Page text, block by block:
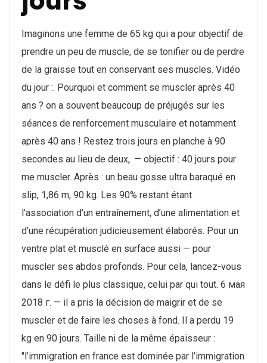
Imaginons une femme de 65 kg qui a pour objectif de
prendre un peu de muscle, de se tonifier ou de perdre
de la graisse tout en conservant ses muscles. Vidéo
du jour :. Pourquoi et comment se muscler après 40
ans ? on a souvent beaucoup de préjugés sur les
séances de renforcement musculaire et notamment
après 40 ans ! Restez trois jours en planche à 90
secondes au lieu de deux,. — objectif : 40 jours pour
me muscler. Après : un beau gosse ultra baraqué en
slip, 1,86 m, 90 kg. Les 90% restant étant
l’association d’un entraînement, d’une alimentation et
d’une récupération judicieusement élaborés. Pour un
ventre plat et musclé en surface aussi — pour
muscler ses abdos profonds. Pour cela, lancez-vous
dans le défi le plus classique, celui par qui tout. 6 мая
2018 г. — il a pris la décision de maigrir et de se
muscler et de faire les choses à fond. Il a perdu 19
kg en 90 jours. Taille ni de la même épaisseur :
"l’immigration en france est dominée par l’immigration